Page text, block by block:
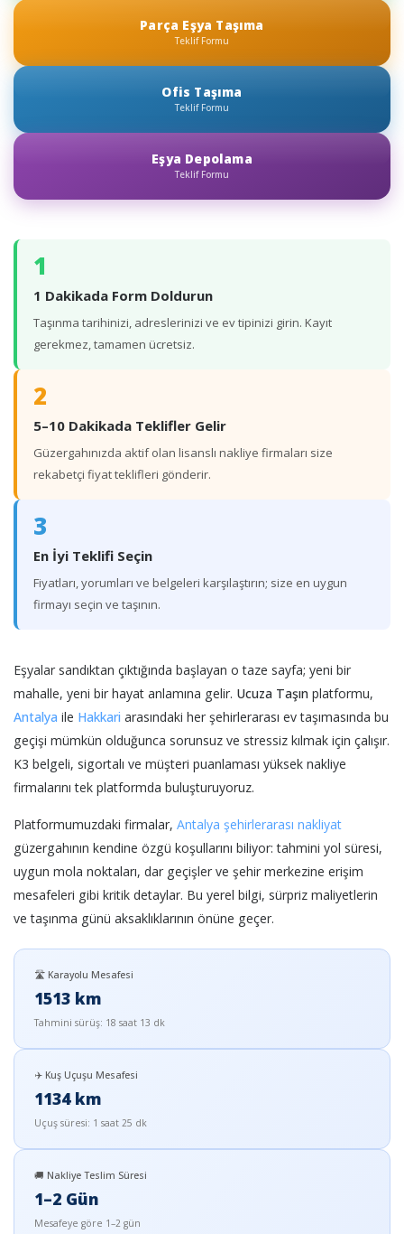
Parça Eşya Taşıma
Teklif Formu
Ofis Taşıma
Teklif Formu
Eşya Depolama
Teklif Formu
1
1 Dakikada Form Doldurun
Taşınma tarihinizi, adreslerinizi ve ev tipinizi girin. Kayıt
gerekmez, tamamen ücretsiz.
2
5–10 Dakikada Teklifler Gelir
Güzergahınızda aktif olan lisanslı nakliye firmaları size
rekabetçi fiyat teklifleri gönderir.
3
En İyi Teklifi Seçin
Fiyatları, yorumları ve belgeleri karşılaştırın; size en uygun
firmayı seçin ve taşının.
Eşyalar sandıktan çıktığında başlayan o taze sayfa; yeni bir
mahalle, yeni bir hayat anlamına gelir. Ucuza Taşın platformu,
Antalya ile Hakkari arasındaki her şehirlerarası ev taşımasında bu
geçişi mümkün olduğunca sorunsuz ve stressiz kılmak için çalışır.
K3 belgeli, sigortalı ve müşteri puanlaması yüksek nakliye
firmalarını tek platformda buluşturuyoruz.
Platformumuzdaki firmalar, Antalya şehirlerarası nakliyat
güzergahının kendine özgü koşullarını biliyor: tahmini yol süresi,
uygun mola noktaları, dar geçişler ve şehir merkezine erişim
mesafeleri gibi kritik detaylar. Bu yerel bilgi, sürpriz maliyetlerin
ve taşınma günü aksaklıklarının önüne geçer.
🛣️ Karayolu Mesafesi
1513 km
Tahmini sürüş: 18 saat 13 dk
✈️ Kuş Uçuşu Mesafesi
1134 km
Uçuş süresi: 1 saat 25 dk
🚚 Nakliye Teslim Süresi
1–2 Gün
Mesafeye göre 1–2 gün